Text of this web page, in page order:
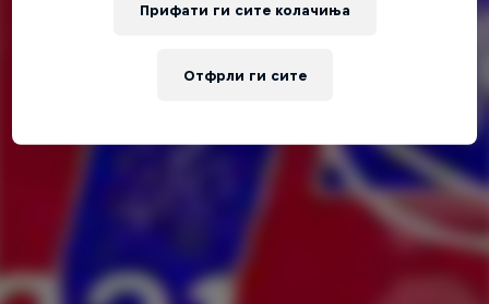
Отфрли ги сите
Прифати ги сите колачиња